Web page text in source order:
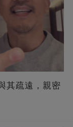
其疏遠，親密